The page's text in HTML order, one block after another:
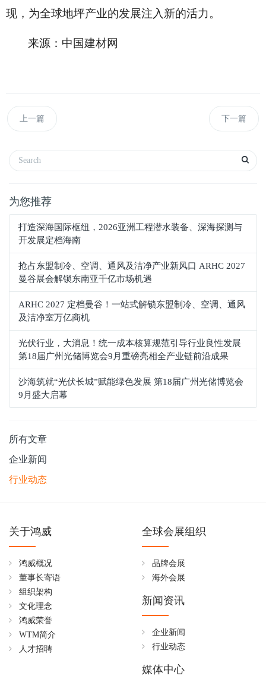
现，为全球地坪产业的发展注入新的活力。
来源：中国建材网
上一篇 下一篇
为您推荐
打造深海国际枢纽，2026亚洲工程潜水装备、深海探测与
开发展定档海南
抢占东盟制冷、空调、通风及洁净产业新风口 ARHC 2027
曼谷展会解锁东南亚千亿市场机遇
ARHC 2027 定档曼谷！一站式解锁东盟制冷、空调、通风
及洁净室万亿商机
光伏行业，大消息！统一成本核算规范引导行业良性发展
第18届广州光储博览会9月重磅亮相全产业链前沿成果
沙海筑就“光伏长城”赋能绿色发展 第18届广州光储博览会
9月盛大启幕
所有文章
企业新闻
行业动态
关于鸿威
鸿威概况
董事长寄语
组织架构
文化理念
鸿威荣誉
WTM简介
人才招聘
全球会展组织
品牌会展
海外会展
新闻资讯
企业新闻
行业动态
媒体中心